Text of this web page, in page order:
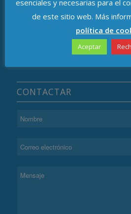
C.P. 41011, Sevilla
CONTACTAR
esenciales y necesarias para el
de este sitio web. Más
política de
Aceptar